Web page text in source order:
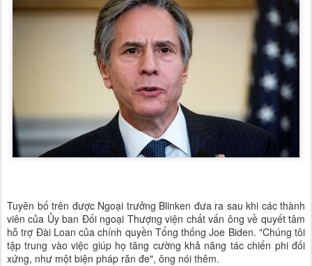
Tuyên bố trên được Ngoại trưởng Blinken đưa ra sau khi các thành
viên của Ủy ban Đối ngoại Thượng viện chất vấn ông về quyết tâm
hỗ trợ Đài Loan của chính quyền Tổng thống Joe Biden. "Chúng tôi
tập trung vào việc giúp họ tăng cường khả năng tác chiến phi đối
xứng, như một biện pháp răn đe", ông nói thêm.